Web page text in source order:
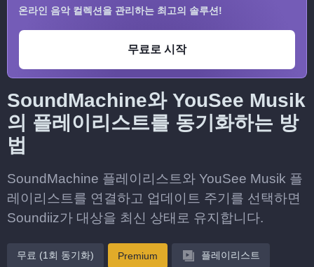
온라인 음악 컬렉션을 관리하는 최고의 솔루션!
무료로 시작
SoundMachine와 YouSee Musik
의 플레이리스트를 동기화하는 방
법
SoundMachine 플레이리스트와 YouSee Musik 플
레이리스트를 연결하고 업데이트 주기를 선택하면
Soundiiz가 대상을 최신 상태로 유지합니다.
무료 (1회 동기화) Premium 플레이리스트